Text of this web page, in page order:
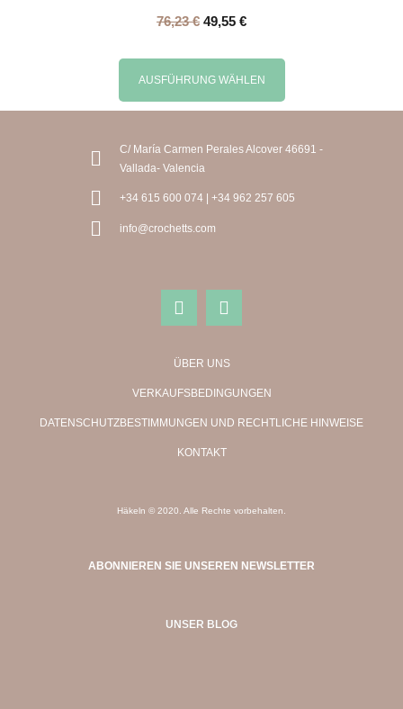
76,23€ 49,55 €
AUSFÜHRUNG WÄHLEN
C/ María Carmen Perales Alcover 46691 -
Vallada- Valencia
+34 615 600 074 | +34 962 257 605
info@crochetts.com
ÜBER UNS
VERKAUFSBEDINGUNGEN
DATENSCHUTZBESTIMMUNGEN UND RECHTLICHE HINWEISE
KONTAKT
Häkeln © 2020. Alle Rechte vorbehalten.
ABONNIEREN SIE UNSEREN NEWSLETTER
UNSER BLOG